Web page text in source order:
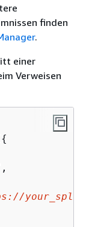
finden
.
einer
Verweisen
{
,